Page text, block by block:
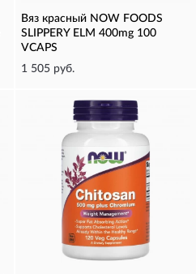
Вяз красный NOW FOODS
SLIPPERY ELM 400mg 100
VCAPS
1 505 руб.